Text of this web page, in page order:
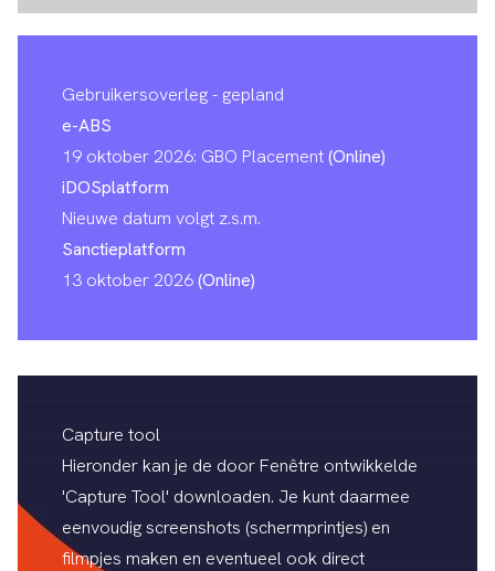
Gebruikersoverleg - gepland
e-ABS
19 oktober 2026: GBO Placement(Online)
iDOSplatform
Nieuwe datum volgt z.s.m.
Sanctieplatform
13 oktober 2026(Online)
Capture tool
Hieronder kan je de door Fenêtre ontwikkelde
'Capture Tool' downloaden. Je kunt daarmee
eenvoudig screenshots (schermprintjes) en
filmpjes maken en eventueel ook direct